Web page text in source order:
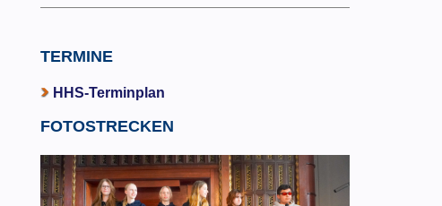
TERMINE
HHS-Terminplan
FOTOSTRECKEN